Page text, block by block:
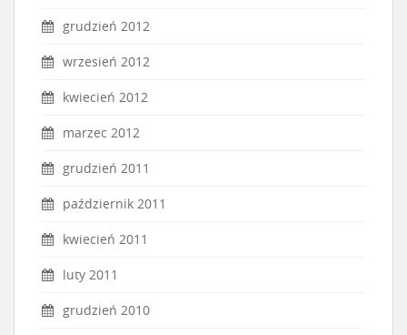
grudzień 2012
wrzesień 2012
kwiecień 2012
marzec 2012
grudzień 2011
październik 2011
kwiecień 2011
luty 2011
grudzień 2010